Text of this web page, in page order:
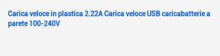
Carica veloce in plastica 2.22A Carica veloce USB caricabatterie a
parete 100-240V